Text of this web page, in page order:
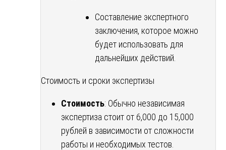
Составление экспертного
заключения, которое можно
будет использовать для
дальнейших действий.
Стоимость и сроки экспертизы
Стоимость: Обычно независимая
экспертиза стоит от 6,000 до 15,000
рублей в зависимости от сложности
работы и необходимых тестов.